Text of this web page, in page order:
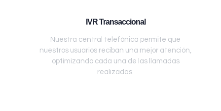
IVR Transaccional
Nuestra central telefónica permite que
nuestros usuarios reciban una mejor atención,
optimizando cada una de las llamadas
realizadas.